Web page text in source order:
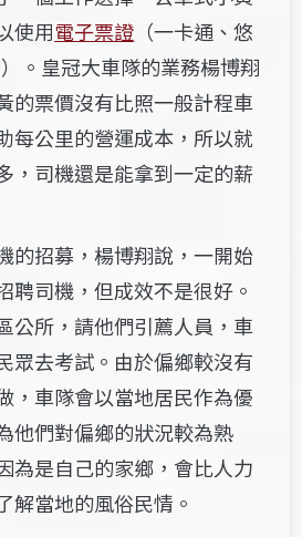
使用電子票證 （一卡通、悠
。 皇冠大車隊的業務楊博翔
的票價沒有比照一般計程車
每公里的營運成本，所以就
，司機還是能拿到一定的薪
的招募，楊博翔說，一開始
聘司機，但成效不是很好。
公所，請他們引薦人員，車
眾去考試。由於偏鄉較沒有
，車隊會以當地居民作為優
他們對偏鄉的狀況較為熟
為是自己的家鄉，會比人力
解當地的風俗民情。